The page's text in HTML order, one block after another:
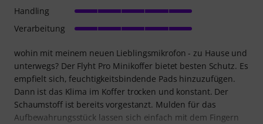
wohin mit meinem neuen Lieblingsmikrofon - zu Hause und
unterwegs? Der Flyht Pro Minikoffer bietet besten Schutz. Es
empfielt sich, feuchtigkeitsbindende Pads hinzuzufügen.
Dann ist das Klima im Koffer trocken und konstant. Der
Schaumstoff ist bereits vorgestanzt. Mulden für das
Aufbewahrungsstück lassen sich einfach mit dem Fingern
Handling
Verarbeitung